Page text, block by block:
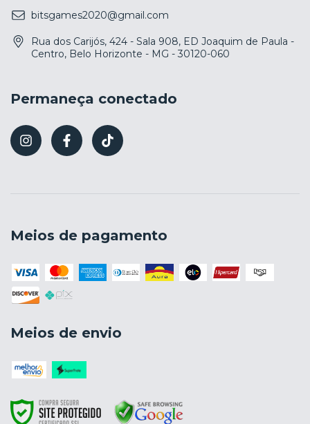
bitsgames2020@gmail.com
Rua dos Carijós, 424 - Sala 908, ED Joaquim de Paula -
Centro, Belo Horizonte - MG - 30120-060
Permaneça conectado
Meios de pagamento
Meios de envio